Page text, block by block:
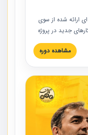
ارائه شده از سوی
جدید در پروژه
با نگرش قراردادی
کشور ارائه شد.
شده است.
مشاهده دوره